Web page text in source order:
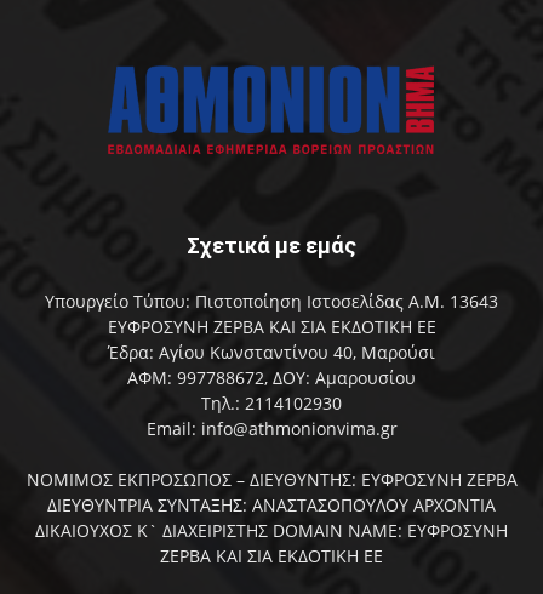
Σχετικά με εμάς
Υπουργείο Τύπου: Πιστοποίηση Ιστοσελίδας Α.Μ. 13643
ΕΥΦΡΟΣΥΝΗ ΖΕΡΒΑ ΚΑΙ ΣΙΑ ΕΚΔΟΤΙΚΗ ΕΕ
Έδρα: Αγίου Κωνσταντίνου 40, Μαρούσι
ΑΦΜ: 997788672, ΔΟΥ: Αμαρουσίου
Τηλ.: 2114102930
Email: info@athmonionvima.gr
ΝΟΜΙΜΟΣ ΕΚΠΡΟΣΩΠΟΣ – ΔΙΕΥΘΥΝΤΗΣ: ΕΥΦΡΟΣΥΝΗ ΖΕΡΒΑ
ΔΙΕΥΘΥΝΤΡΙΑ ΣΥΝΤΑΞΗΣ: ΑΝΑΣΤΑΣΟΠΟΥΛΟΥ ΑΡΧΟΝΤΙΑ
ΔΙΚΑΙΟΥΧΟΣ Κ` ΔΙΑΧΕΙΡΙΣΤΗΣ DOMAIN NAME: ΕΥΦΡΟΣΥΝΗ
ΖΕΡΒΑ ΚΑΙ ΣΙΑ ΕΚΔΟΤΙΚΗ ΕΕ